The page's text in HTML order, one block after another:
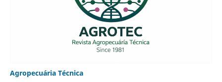
Agropecuária Técnica